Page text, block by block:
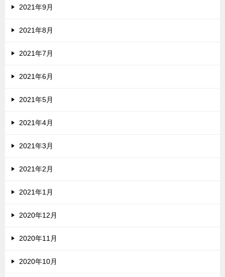
2021年9月
2021年8月
2021年7月
2021年6月
2021年5月
2021年4月
2021年3月
2021年2月
2021年1月
2020年12月
2020年11月
2020年10月